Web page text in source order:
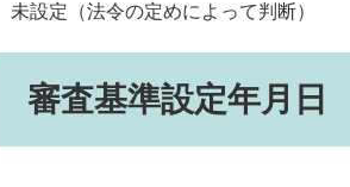
未設定（法令の定めによって判断）
審査基準設定年月日